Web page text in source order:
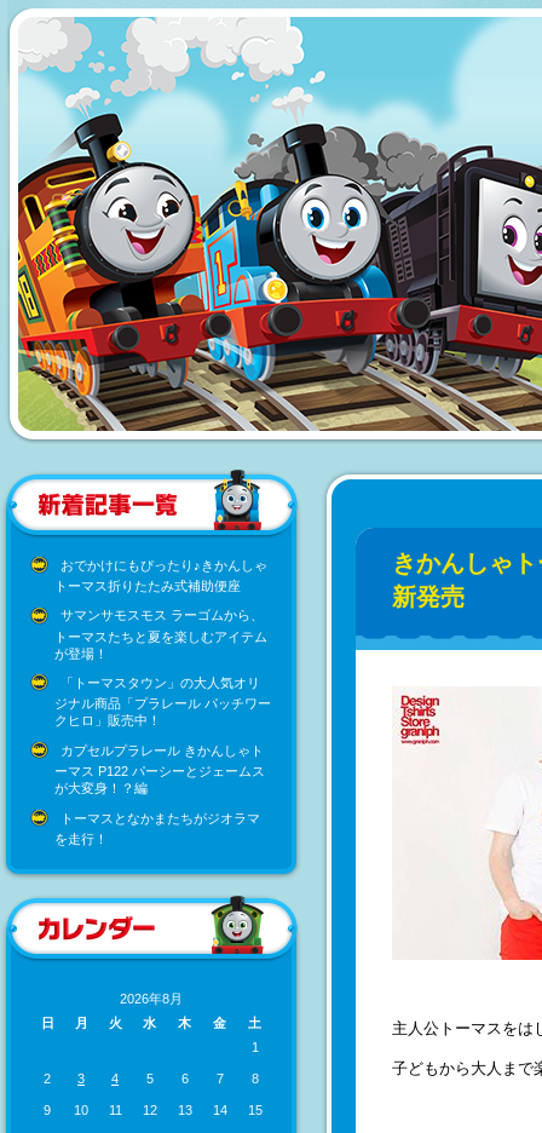
おでかけにもぴったり♪きかんしゃ
トーマス折りたたみ式補助便座
サマンサモスモス ラーゴムから、
トーマスたちと夏を楽しむアイテム
が登場！
「トーマスタウン」の大人気オリ
ジナル商品「プラレール パッチワー
クヒロ」販売中！
カプセルプラレール きかんしゃト
ーマス P122 パーシーとジェームス
が大変身！？編
トーマスとなかまたちがジオラマ
を走行！
2026年8月
日
月 火 水 木 金
土
1
2 3 4 5 6 7 8
9 10 11 12 13 14 15
きかんしゃ
新発売
主人公トーマスをは
子どもから大人まで